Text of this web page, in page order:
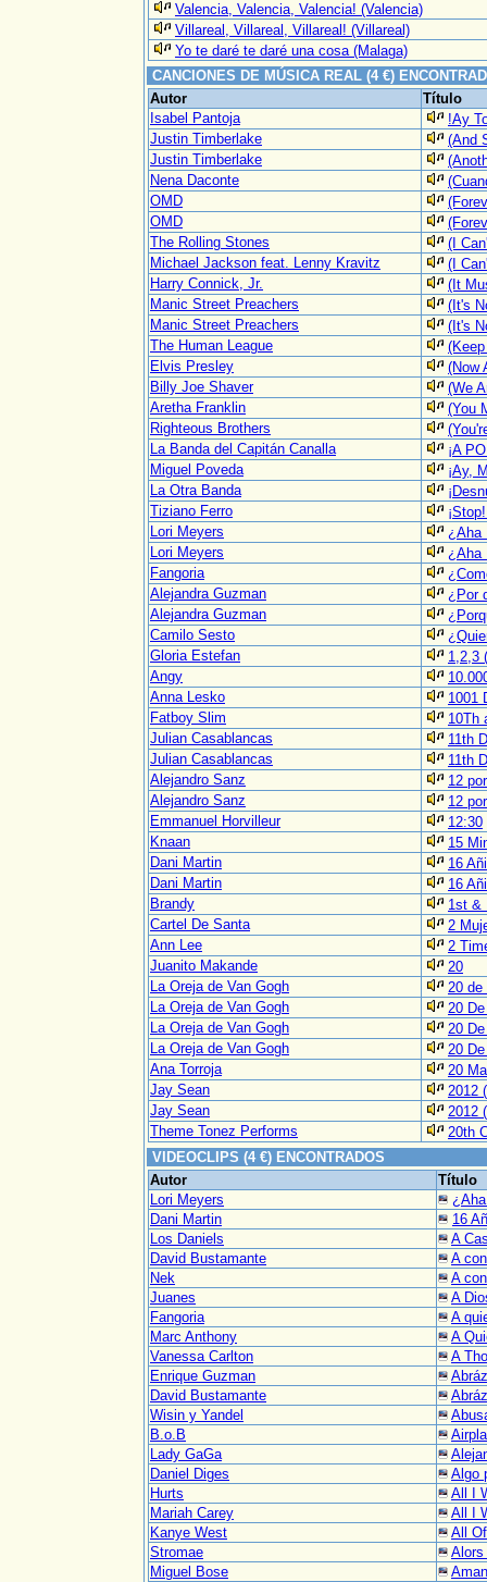
Valencia, Valencia, Valencia! (Valencia)
Villareal, Villareal, Villareal! (Villareal)
Yo te daré te daré una cosa (Malaga)
CANCIONES DE MÚSICA REAL (4 €)
Autor
Título
Isabel Pantoja
!Ay
Justin Timberlake
(And
Justin Timberlake
Nena Daconte
OMD
OMD
The Rolling Stones
(I
Michael Jackson feat. Lenny Kravitz
(I
Harry Connick, Jr.
(It
Manic Street Preachers
(It's
Manic Street Preachers
(It's
The Human League
Elvis Presley
(Now
Billy Joe Shaver
(We
Aretha Franklin
(You
Righteous Brothers
La Banda del Capitán Canalla
¡A
Miguel Poveda
¡Ay,
La Otra Banda
Tiziano Ferro
Lori Meyers
¿Aha
Lori Meyers
¿Aha
Fangoria
Alejandra Guzman
¿Por
Alejandra Guzman
Camilo Sesto
Gloria Estefan
1,2,3
Angy
Anna Lesko
1001
Fatboy Slim
10Th
Julian Casablancas
11th
Julian Casablancas
11th
Alejandro Sanz
12
Alejandro Sanz
12
Emmanuel Horvilleur
12:30
Knaan
15
Dani Martin
16
Dani Martin
16
Brandy
1st &
Cartel De Santa
2
Ann Lee
2
Juanito Makande
20
La Oreja de Van Gogh
20 de
La Oreja de Van Gogh
20
La Oreja de Van Gogh
20
La Oreja de Van Gogh
20
Ana Torroja
20
Jay Sean
2012
Jay Sean
2012
Theme Tonez Performs
20th
VIDEOCLIPS (4 €) ENCONTRADOS
Autor
Título
Lori Meyers
Dani Martin
16
Los Daniels
A
David Bustamante
A
Nek
A
Juanes
A
Fangoria
A
Marc Anthony
A
Vanessa Carlton
A
Enrique Guzman
David Bustamante
Wisin y Yandel
B.o.B
Lady GaGa
Daniel Diges
Algo
Hurts
All I
Mariah Carey
All I
Kanye West
All
Stromae
Alors
Miguel Bose